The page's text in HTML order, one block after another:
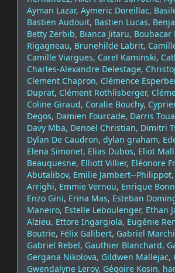
Ayman Lazar, Aymeric Doreillac,
Bastien Audouit, Bastien Lucas,
Betty Zerbib, Bianca Jitaru, Boubacar
Rigagneau, Brunehilde Labrit,
Camille Viargues, Carel Kaminski,
Charles-Alexandre Delestage,
Clement Chapron, Clémence
Duprat, Clément Rothlisberger,
Coline Giraud, Coralie Bouchy,
Degos, Damien Fourcade, Darris
Davy Mba, Denoël Christian, Dimitri
Dylan De Caudron, dylan graham,
Elena Simonet, Elias Dubos, Eliot
Beauquesne, Elliott Villier, Eléonore
Abutalibov, Emilie Jambert--Philippot,
Arrighi, Emmie Vernou, Enrique
Enzo Gini, Erina Mas, Esteban
Maneiro, Estelle Leboulenger, Ethan
Alzieu, Ettore Ingargiola, Eugénie
Boutrie, Félix Galibert, Gabriel Marchi
Gabriel Rebel, Gauthier Blanchard,
Gergana Nikolova, Gildwen Mallejac,
Gwendalyne Leroy, Gégoire Kosin,